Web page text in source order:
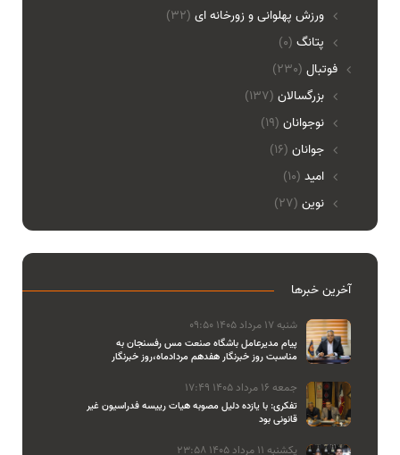
ورزش پهلوانی و زورخانه ای (32)
پتانگ (0)
(230) فوتبال
بزرگسالان (137)
نوجوانان (19)
جوانان (16)
امید (10)
نوین (27)
آخرین خبرها
شنبه 17 مرداد 1405 09:50
پیام مدیرعامل باشگاه صنعت مس رفسنجان به
مناسبت روز خبرنگار هفدهم مردادماه،روز خبرنگار
جمعه 16 مرداد 1405 17:49
تفکری: با یازده دلیل مصوبه هیات رییسه فدراسیون غیر
قانونی بود
یکشنبه 11 مرداد 1405 23:58